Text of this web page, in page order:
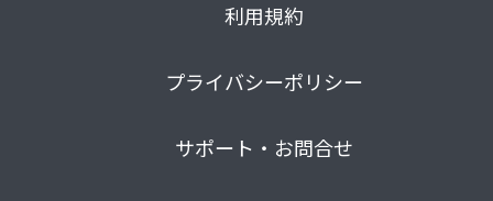
利用規約
プライバシーポリシー
サポート・お問合せ